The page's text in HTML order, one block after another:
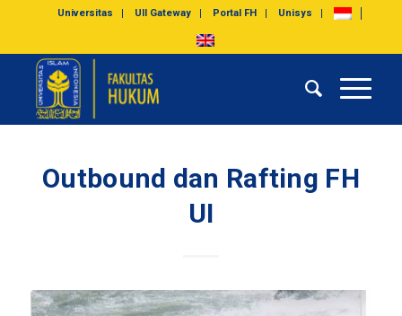
Universitas UII Gateway Portal FH Unisys
Outbound dan Rafting FH
UI